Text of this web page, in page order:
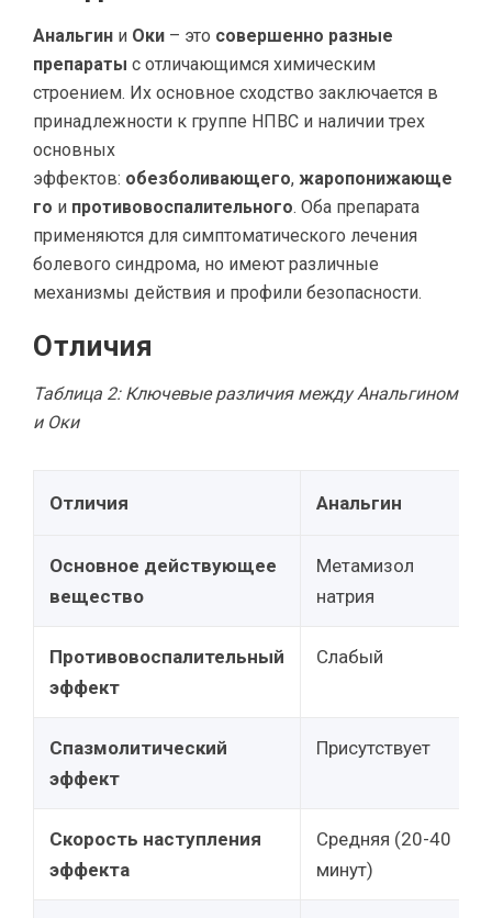
Анальгин и Оки – это совершенно разные
препараты с отличающимся химическим
строением. Их основное сходство заключается в
принадлежности к группе НПВС и наличии трех
основных
эффектов: обезболивающего, жаропонижающе
го и противовоспалительного. Оба препарата
применяются для симптоматического лечения
болевого синдрома, но имеют различные
механизмы действия и профили безопасности.
Отличия
Таблица 2: Ключевые различия между Анальгином
и Оки
Отличия Анальгин
Основное действующее
вещество
Метамизол
натрия
Противовоспалительный
эффект
Слабый
Спазмолитический
эффект
Присутствует
Скорость наступления
эффекта
Средняя (20-40
минут)